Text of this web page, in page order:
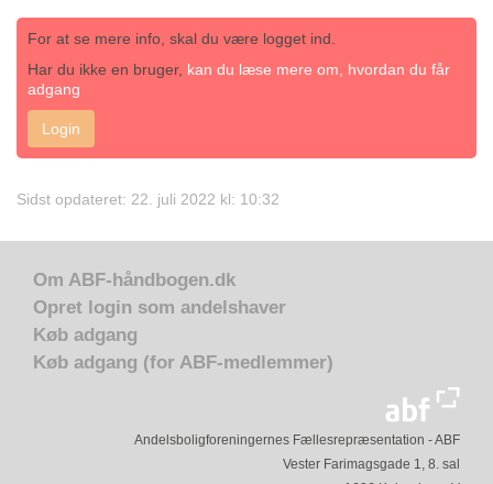
For at se mere info, skal du være logget ind.
Har du ikke en bruger, kan du læse mere om, hvordan du får
adgang
Login
Sidst opdateret: 22. juli 2022 kl: 10:32
Om ABF-håndbogen.dk
Opret login som andelshaver
Køb adgang
Køb adgang (for ABF-medlemmer)
Andelsboligforeningernes Fællesrepræsentation - ABF
Vester Farimagsgade 1, 8. sal